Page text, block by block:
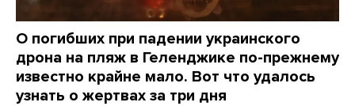
О погибших при падении украинского
дрона на пляж в Геленджике по-прежнему
известно крайне мало. Вот что удалось
узнать о жертвах за три дня